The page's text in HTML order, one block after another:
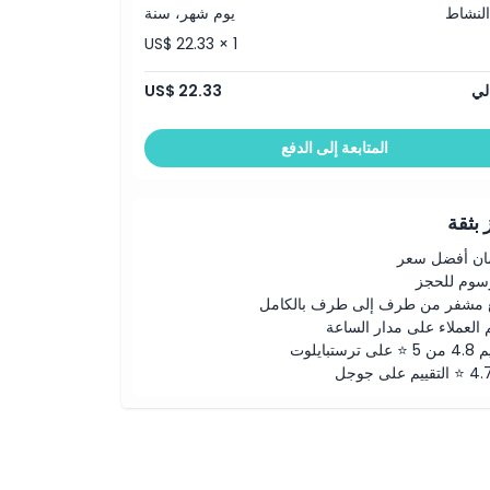
يوم شهر، سنة
US$ 22.33 × 1
US$ 22.33
المتابعة إلى الدفع
بثقة
أفضل سعر
للحجز
مشفر من طرف إلى طرف بالكامل
العملاء على مدار الساعة
على جوجل